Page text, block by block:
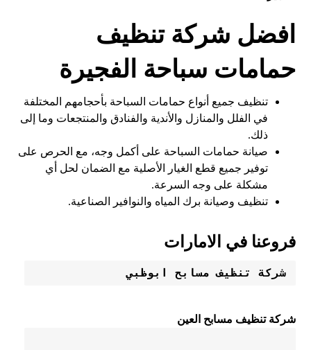
افضل شركة تنظيف
حمامات سباحة الفجيرة
تنظيف جميع أنواع حمامات السباحة بأحجامهم المختلفة
في الفلل والمنازل والأندية والفنادق والمنتجعات وما إلى
ذلك.
صيانة حمامات السباحة على أكمل وجه، مع الحرص على
توفير جميع قطع الغيار الأصلية مع الضمان لحل أي
مشكلة على وجه السرعة.
تنظيف وصيانة برك المياه والنوافير الصناعية.
فروعنا في الامارات
شركة تنظيف مسابح ابوظبي
شركة تنظيف مسابح العين